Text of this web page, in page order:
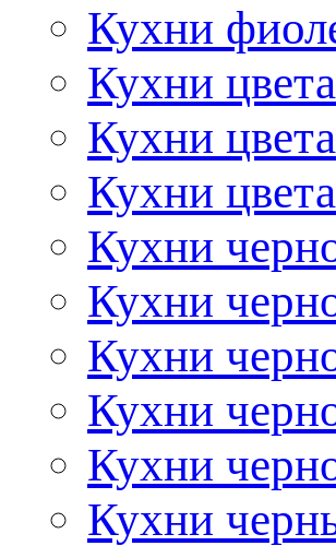
Кухни
Кухни
Кухни
Кухни
Кухни
Кухни
Кухни
Кухни
Кухни
Кухни